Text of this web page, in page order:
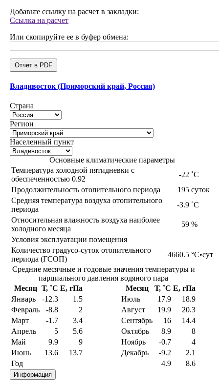
Добавьте ссылку на расчет в закладки:
Ссылка на расчет
Или скопируйте ее в буфер обмена:
Отчет в PDF
Владивосток (Приморский край, Россия)
Страна
Регион
Населенный пункт
Основные климатические параметры
Температура холодной пятидневки с
обеспеченностью 0.92
-22 ˚С
Продолжительность отопительного периода
195 суток
Средняя температура воздуха отопительного
периода
-3.9 ˚С
Относительная влажность воздуха наиболее
холодного месяца
59 %
Условия эксплуатации помещения
Количество градусо-суток отопительного
периода (ГСОП)
4660.5 °С•сут
Средние месячные и годовые значения температуры и
парциального давления водяного пара
Месяц Т, ˚С E, гПа Месяц Т, ˚С E, гПа
Январь
-12.3 1.5 Июль 17.9
18.9
Февраль
-8.8 2 Август 19.9
20.3
Март
-1.7 3.4 Сентябрь 16
14.4
Апрель
5 5.6 Октябрь 8.9
8
Май
9.9 9 Ноябрь -0.7
4
Июнь
13.6 13.7 Декабрь -9.2
2.1
Год
4.9 8.6
Информация